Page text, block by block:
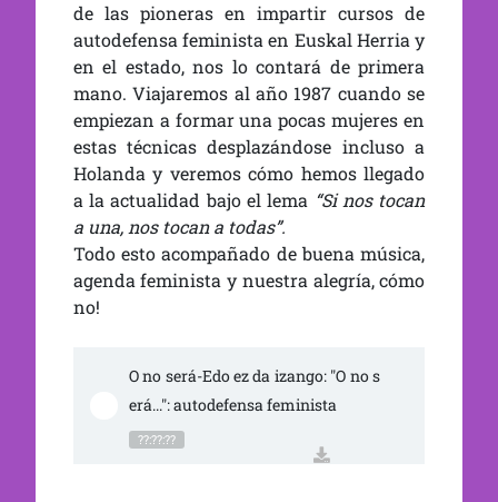
de las pioneras en impartir cursos de
autodefensa feminista en Euskal Herria y
en el estado, nos lo contará de primera
mano. Viajaremos al año 1987 cuando se
empiezan a formar una pocas mujeres en
estas técnicas desplazándose incluso a
Holanda y veremos cómo hemos llegado
a la actualidad bajo el lema “Si nos tocan
a una, nos tocan a todas”.
Todo esto acompañado de buena música,
agenda feminista y nuestra alegría, cómo
no!
O no será-Edo ez da izango: "O no s
erá...": autodefensa feminista
??:??:??